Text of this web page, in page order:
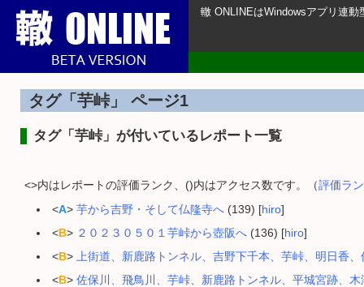
轍 ONLINEはWindowsアプリ連
タグ「芋峠」 ページ1
タグ「芋峠」が付いているレポート一覧
<>内はレポートの評価ランク、()内はアクセス数です。（評価ラ
<A> 芋から吉野・そして仏隆寺へ (139) [hiro]
<B> ２０２３０５０１芋峠から壺阪へ (136) [hiro]
<B>
上街道、新鹿路トンネル、吉野下千本、芋峠、明日香
<B> 佐保川、飛鳥川、芋峠、新鹿路トンネル、平城宮跡、木